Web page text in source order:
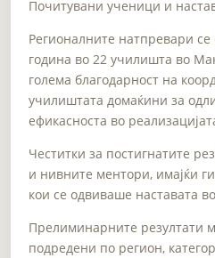
Почитувани ученици и
Регионалните натпревари
година во 22 училишта во
голема благодарност на
училиштата домаќини за
ефикасноста во
Честитки за постигнатите
и нивните ментори, имајќи
кои се одвиваше наставата
Прелиминарните резултати
подредени по регион,